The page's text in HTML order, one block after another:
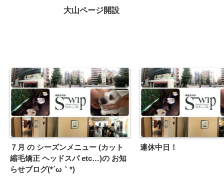
大山ページ開設
７月 の シーズンメニュー (カット
縮毛矯正 ヘッドスパ etc…)の お知
らせブログ(*´ω｀*)
連休中日！